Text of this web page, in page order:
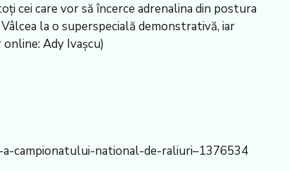
cei care vor să încerce adrenalina din postura
la o superspecială demonstrativă, iar
Ady Ivaşcu)
campionatului-national-de-raliuri–1376534